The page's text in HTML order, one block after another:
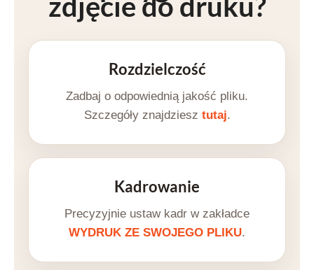
Rozdzielczość
Zadbaj o odpowiednią jakość pliku.
Szczegóły znajdziesz tutaj.
Kadrowanie
Precyzyjnie ustaw kadr w zakładce
WYDRUK ZE SWOJEGO PLIKU.